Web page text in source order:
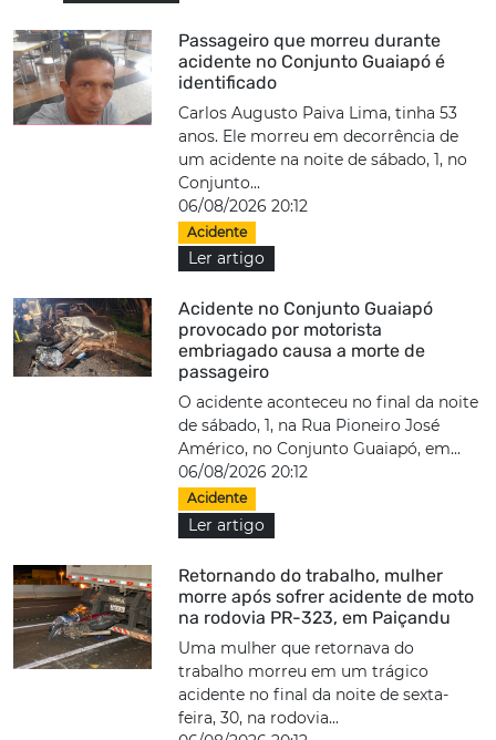
Passageiro que morreu durante
acidente no Conjunto Guaiapó é
identificado
Carlos Augusto Paiva Lima, tinha 53
anos. Ele morreu em decorrência de
um acidente na noite de sábado, 1, no
Conjunto...
06/08/2026 20:12
Acidente
Ler artigo
Acidente no Conjunto Guaiapó
provocado por motorista
embriagado causa a morte de
passageiro
O acidente aconteceu no final da noite
de sábado, 1, na Rua Pioneiro José
Américo, no Conjunto Guaiapó, em...
06/08/2026 20:12
Acidente
Ler artigo
Retornando do trabalho, mulher
morre após sofrer acidente de moto
na rodovia PR-323, em Paiçandu
Uma mulher que retornava do
trabalho morreu em um trágico
acidente no final da noite de sexta-
feira, 30, na rodovia...